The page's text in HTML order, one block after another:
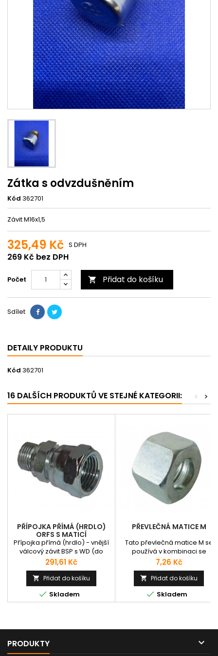
Zátka s odvzdušněním
Kód 362701
Závit M16x1,5
325,49 Kč
269 Kč bez DPH
S DPH
Počet  Přidat do košíku
Sdílet
DETAILY PRODUKTU
Kód 362701
16 DALŠÍCH PRODUKTŮ VE STEJNÉ KATEGORII: >
<
PŘÍPOJKA PŘÍMÁ (HRDLO)
ORFS S MATICÍ
Přípojka přímá (hrdlo) - vnější
válcový závit BSP s WD (do
tělesa) / vnitřní závit ORFS.
Cena
291,61 Kč
 Přidat do košíku
 Skladem
PŘEVLEČNÁ MATICE M
Tato převlečná matice M se
používá v kombinaci se
zářezným prstýnkem P-R a
nebo jako možnost zátky s
použitím VSD záslepky k
zaslepení konce systému.
DIN2353. Nejčastěji se používají
pro "přesné" hydraulické
Cena
7,26 Kč
 Přidat do košíku
 Skladem
PRODUKTY 